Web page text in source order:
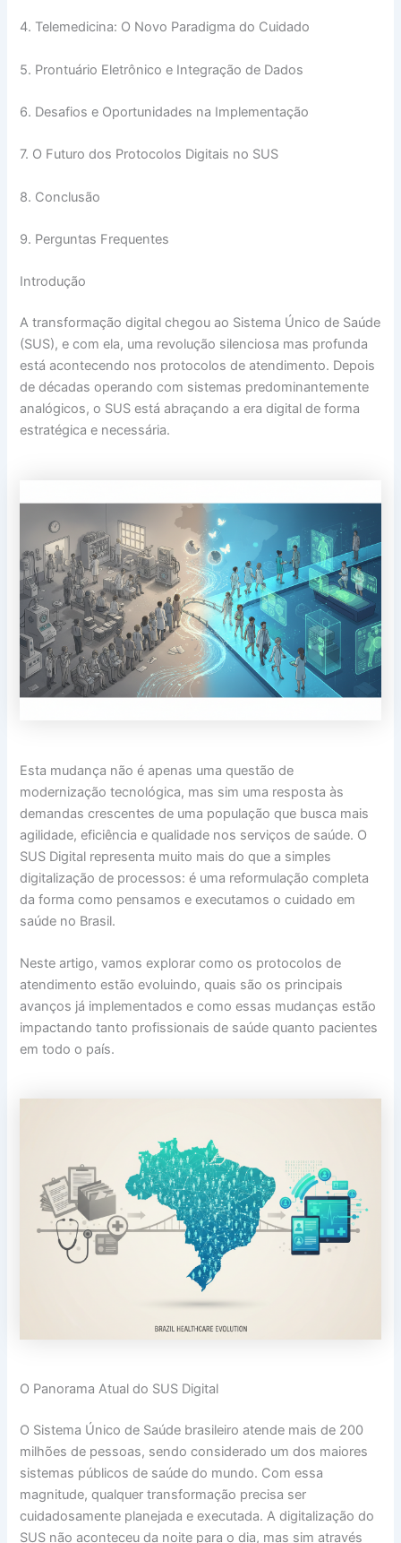
4. Telemedicina: O Novo Paradigma do Cuidado
5. Prontuário Eletrônico e Integração de Dados
6. Desafios e Oportunidades na Implementação
7. O Futuro dos Protocolos Digitais no SUS
8. Conclusão
9. Perguntas Frequentes
Introdução
A transformação digital chegou ao Sistema Único de Saúde
(SUS), e com ela, uma revolução silenciosa mas profunda
está acontecendo nos protocolos de atendimento. Depois
de décadas operando com sistemas predominantemente
analógicos, o SUS está abraçando a era digital de forma
estratégica e necessária.
Esta mudança não é apenas uma questão de
modernização tecnológica, mas sim uma resposta às
demandas crescentes de uma população que busca mais
agilidade, eficiência e qualidade nos serviços de saúde. O
SUS Digital representa muito mais do que a simples
digitalização de processos: é uma reformulação completa
da forma como pensamos e executamos o cuidado em
saúde no Brasil.
Neste artigo, vamos explorar como os protocolos de
atendimento estão evoluindo, quais são os principais
avanços já implementados e como essas mudanças estão
impactando tanto profissionais de saúde quanto pacientes
em todo o país.
O Panorama Atual do SUS Digital
O Sistema Único de Saúde brasileiro atende mais de 200
milhões de pessoas, sendo considerado um dos maiores
sistemas públicos de saúde do mundo. Com essa
magnitude, qualquer transformação precisa ser
cuidadosamente planejada e executada. A digitalização do
SUS não aconteceu da noite para o dia, mas sim através